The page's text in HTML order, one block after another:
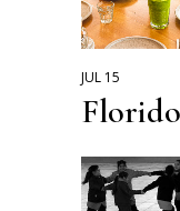
JUL 15